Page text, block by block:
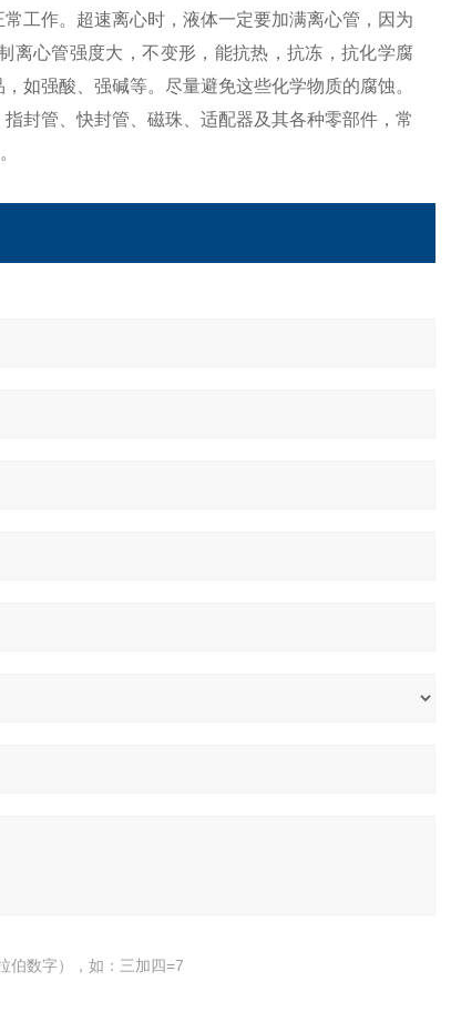
工作。超速离心时，液体一定要加满离心管，因为
离心管强度大，不变形，能抗热，抗冻，抗化学腐
如强酸、强碱等。尽量避免这些化学物质的腐蚀。
封管、快封管、磁珠、适配器及其各种零部件，常
伯数字），如：三加四=7